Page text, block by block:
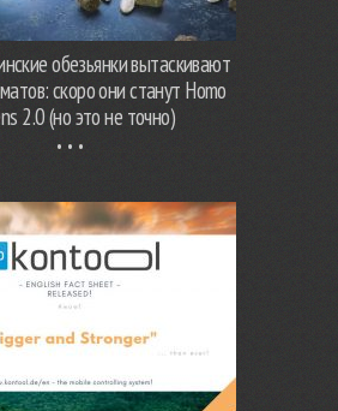
обезьянки вытаскивают
скоро они станут Homo
2.0 (но это не точно)